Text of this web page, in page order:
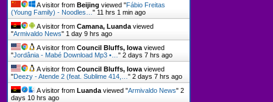
A visitor fromBeijing viewed "Fábio Freitas
(Young Family) - Noodles…" 11 hrs 1 min ago
A visitor fromCamana, Luanda viewed
"Armivaldo News" 1 day 9 hrs ago
A visitor fromCouncil Bluffs, Iowa viewed
"Jordânia - Mabé Download Mp3 •…"2 days 7 hrs ago
A visitor fromCouncil Bluffs, Iowa viewed
"Deezy - Atende 2 (feat. Sublime 414,…"2 days 7 hrs ago
A visitor fromLuanda viewed "Armivaldo News"2
days 10 hrs ago